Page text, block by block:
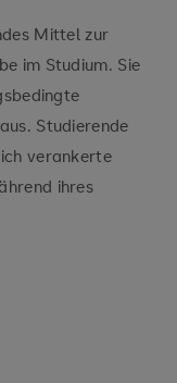
Mittel zur
im Studium. Sie
Studierende
verankerte
ihres